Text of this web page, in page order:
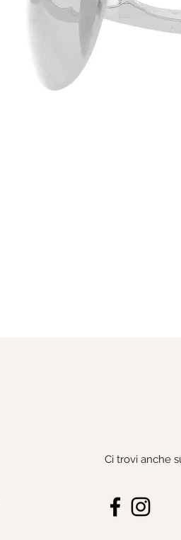
Ci trovi anche